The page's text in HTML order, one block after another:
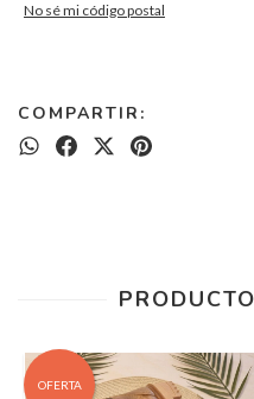
No sé mi código postal
COMPARTIR:
OFERTA